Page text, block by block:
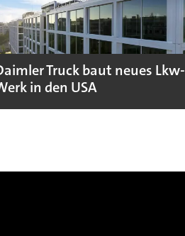
Truck baut neues Lkw-
in den USA